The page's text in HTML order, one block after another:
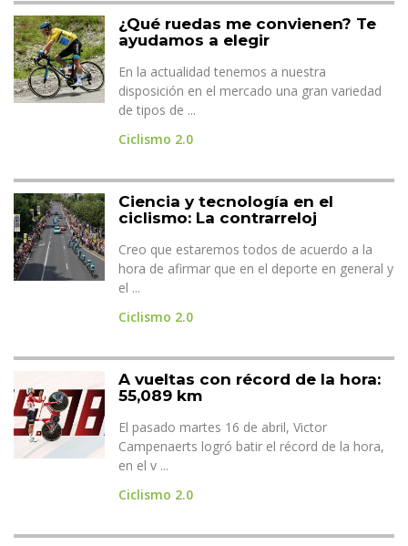
¿Qué ruedas me convienen? Te
ayudamos a elegir
En la actualidad tenemos a nuestra
disposición en el mercado una gran variedad
de tipos de ...
Ciclismo 2.0
Ciencia y tecnología en el
ciclismo: La contrarreloj
Creo que estaremos todos de acuerdo a la
hora de afirmar que en el deporte en general y
el ...
Ciclismo 2.0
A vueltas con récord de la hora:
55,089 km
El pasado martes 16 de abril, Victor
Campenaerts logró batir el récord de la hora,
en el v ...
Ciclismo 2.0